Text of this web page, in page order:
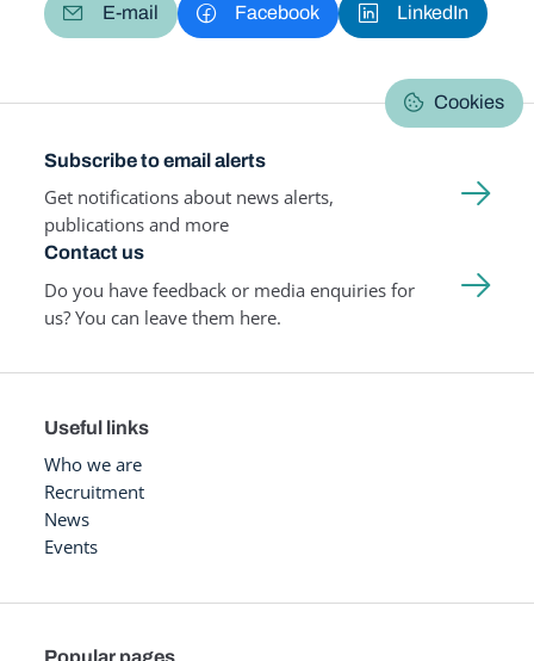
E-mail Facebook LinkedIn
Cookies
Subscribe to email alerts
Get notifications about news alerts,
publications and more
Contact us
Do you have feedback or media enquiries for
us? You can leave them here.
Useful links
Who we are
Recruitment
News
Events